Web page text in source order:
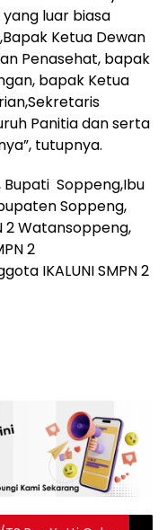
luar biasa
Ketua Dewan
Penasehat, bapak
bapak Ketua
Panitia dan serta
tutupnya.
Soppeng,Ibu
Soppeng,
2 Watansoppeng,
2
IKALUNI SMPN 2